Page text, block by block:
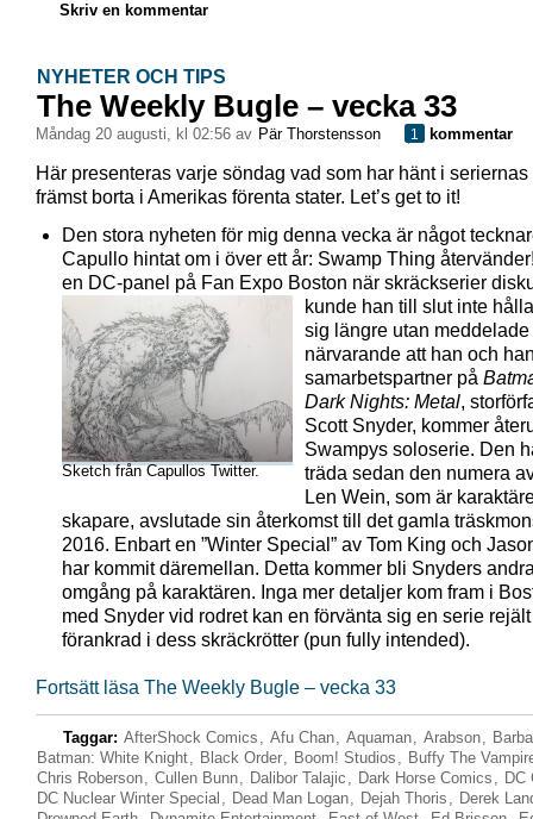
Skriv en kommentar
NYHETER OCH TIPS
The Weekly Bugle – vecka 33
måndag 20 augusti, kl 02:56 av Pär Thorstensson 1 kommentar
Här presenteras varje söndag vad som har hänt i seriernas
främst borta i Amerikas förenta stater. Let’s get to it!
Den stora nyheten för mig denna vecka är något
Capullo hintat om i över ett år: Swamp Thing
en DC-panel på Fan Expo Boston när skräckserier
kunde han till slut inte hålla
Sketch från Capullos Twitter.
sig längre utan meddelade
närvarande att han och
samarbetspartner på
Dark Nights: Metal,
Scott Snyder, kommer
Swampys soloserie. Den
träda sedan den numera
Len Wein, som är
skapare, avslutade sin återkomst till det gamla
2016. Enbart en ”Winter Special” av Tom King och
har kommit däremellan. Detta kommer bli Snyders
omgång på karaktären. Inga mer detaljer kom fram i
med Snyder vid rodret kan en förvänta sig en serie rejält
förankrad i dess skräckrötter (pun fully intended).
Fortsätt läsa The Weekly Bugle – vecka 33
Taggar: AfterShock Comics , Afu Chan, Aquaman, Arabson,
Batman: White Knight, Black Order, Boom! Studios , Buffy The
Chris Roberson, Cullen Bunn, Dalibor Talajic , Dark Horse Comics , DC
DC Nuclear Winter Special , Dead Man Logan, Dejah Thoris , Derek